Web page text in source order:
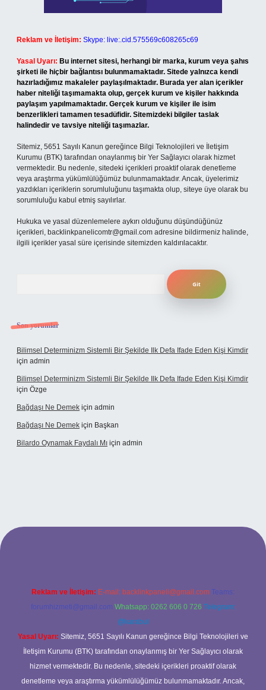
Reklam ve İletişim: Skype: live:.cid.575569c608265c69
Yasal Uyarı: Bu internet sitesi, herhangi bir marka, kurum veya şahıs
şirketi ile hiçbir bağlantısı bulunmamaktadır. Sitede yalnızca kendi
hazırladığımız makaleler paylaşılmaktadır. Burada yer alan içerikler
haber niteliği taşımamakta olup, gerçek kurum ve kişiler hakkında
paylaşım yapılmamaktadır. Gerçek kurum ve kişiler ile isim
benzerlikleri tamamen tesadüfidir. Sitemizdeki bilgiler taslak
halindedir ve tavsiye niteliği taşımazlar.
Sitemiz, 5651 Sayılı Kanun gereğince Bilgi Teknolojileri ve İletişim
Kurumu (BTK) tarafından onaylanmış bir Yer Sağlayıcı olarak hizmet
vermektedir. Bu nedenle, sitedeki içerikleri proaktif olarak denetleme
veya araştırma yükümlülüğümüz bulunmamaktadır. Ancak, üyelerimiz
yazdıkları içeriklerin sorumluluğunu taşımakta olup, siteye üye olarak bu
sorumluluğu kabul etmiş sayılırlar.
Hukuka ve yasal düzenlemelere aykırı olduğunu düşündüğünüz
içerikleri, backlinkpanelicomtr@gmail.com adresine bildirmeniz halinde,
ilgili içerikler yasal süre içerisinde sitemizden kaldırılacaktır.
Son yorumlar
Bilimsel Determinizm Sistemli Bir Şekilde Ilk Defa Ifade Eden Kişi Kimdir
için admin
Bilimsel Determinizm Sistemli Bir Şekilde Ilk Defa Ifade Eden Kişi Kimdir
için Özge
Bağdaşı Ne Demek için admin
Bağdaşı Ne Demek için Başkan
Bilardo Oynamak Faydalı Mı için admin
bahis sitesi
Reklam ve İletişim: E-mail: backlinkpaneli@gmail.com Teams:
forumhizmeti@gmail.com Whatsapp: 0262 606 0 726 Telegram:
@karabul
Yasal Uyarı: Sitemiz, 5651 Sayılı Kanun gereğince Bilgi Teknolojileri ve
İletişim Kurumu (BTK) tarafından onaylanmış bir Yer Sağlayıcı olarak
hizmet vermektedir. Bu nedenle, sitedeki içerikleri proaktif olarak
denetleme veya araştırma yükümlülüğümüz bulunmamaktadır. Ancak,